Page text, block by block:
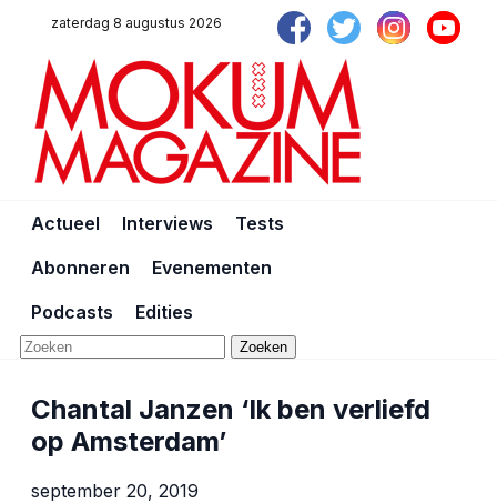
zaterdag 8 augustus 2026
Actueel Interviews
Tests
Abonneren
Evenementen
Podcasts
Edities
Zoeken
Chantal Janzen ‘Ik ben verliefd
op Amsterdam’
september 20, 2019